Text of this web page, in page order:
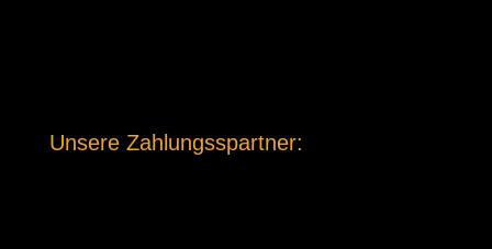
Unsere Zahlungsspartner: